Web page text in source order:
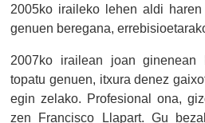
2005ko iraileko lehen aldi
genuen beregana,
2007ko irailean joan ginenean
topatu genuen, itxura denez
egin zelako. Profesional ona,
zen Francisco Llapart. Gu